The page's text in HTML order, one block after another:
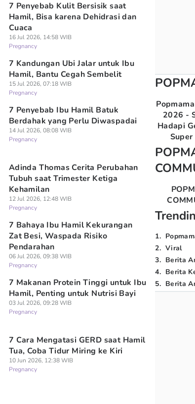
7 Penyebab Kulit Bersisik saat
Hamil, Bisa karena Dehidrasi dan
Cuaca
16 Jul 2026, 14:58 WIB
Pregnancy
7 Kandungan Ubi Jalar untuk Ibu
Hamil, Bantu Cegah Sembelit
15 Jul 2026, 07:18 WIB
Pregnancy
7 Penyebab Ibu Hamil Batuk
Berdahak yang Perlu Diwaspadai
14 Jul 2026, 08:08 WIB
Pregnancy
Adinda Thomas Cerita Perubahan
Tubuh saat Trimester Ketiga
Kehamilan
12 Jul 2026, 12:48 WIB
Pregnancy
7 Bahaya Ibu Hamil Kekurangan
Zat Besi, Waspada Risiko
Pendarahan
06 Jul 2026, 09:38 WIB
Pregnancy
7 Makanan Protein Tinggi untuk Ibu
Hamil, Penting untuk Nutrisi Bayi
03 Jul 2026, 09:28 WIB
Pregnancy
7 Cara Mengatasi GERD saat Hamil
Tua, Coba Tidur Miring ke Kiri
10 Jun 2026, 12:38 WIB
Pregnancy
2026 -
Hadapi
1.
2. Viral
3. Berita
4. Berita
5. Berita